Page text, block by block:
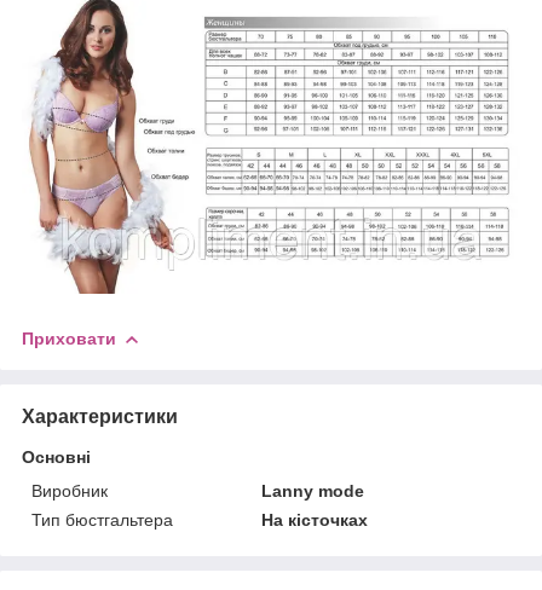
Приховати
Характеристики
Основні
Виробник
Lanny mode
Тип бюстгальтера
На кісточках